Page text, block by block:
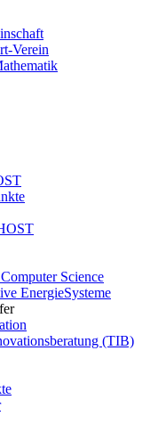
Verein
Science
EnergieSysteme
(TIB)